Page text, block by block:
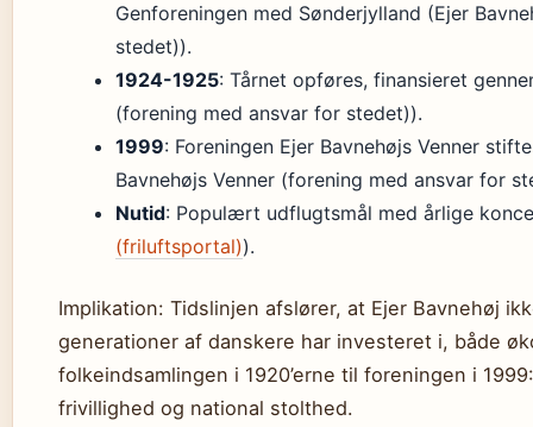
Genforeningen med Sønderjylland (Ejer
stedet)).
1924-1925: Tårnet opføres, finansieret
(forening med ansvar for stedet)).
1999: Foreningen Ejer Bavnehøjs Venner
Bavnehøjs Venner (forening med ansvar for
Nutid: Populært udflugtsmål med årlige
(friluftsportal)).
Implikation: Tidslinjen afslører, at Ejer Bavnehøj
generationer af danskere har investeret i, både
folkeindsamlingen i 1920’erne til foreningen i
frivillighed og national stolthed.